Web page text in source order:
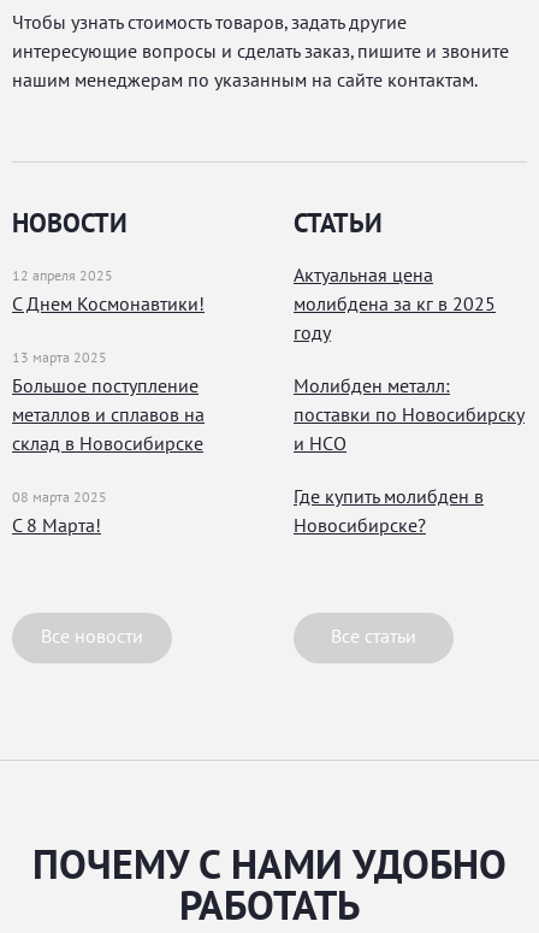
Чтобы узнать стоимость товаров, задать другие
интересующие вопросы и сделать заказ, пишите и звоните
нашим менеджерам по указанным на сайте контактам.
НОВОСТИ
12 апреля 2025
С Днем Космонавтики!
13 марта 2025
Большое поступление
металлов и сплавов на
склад в Новосибирске
08 марта 2025
С 8 Марта!
Все новости
СТАТЬИ
Актуальная цена
молибдена за кг в 2025
году
Молибден металл:
поставки по Новосибирску
и НСО
Где купить молибден в
Новосибирске?
Все статьи
ПОЧЕМУ С НАМИ УДОБНО
РАБОТАТЬ